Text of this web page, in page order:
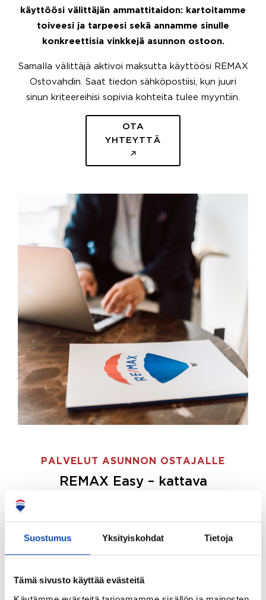
Suostumus Yksityiskohdat Tietoja
Tämä sivusto käyttää evästeitä
käyttöösi välittäjän ammattitaidon: kartoitamme
toiveesi ja tarpeesi sekä annamme sinulle
konkreettisia vinkkejä asunnon ostoon.
Samalla välittäjä aktivoi maksutta käyttöösi REMAX
Ostovahdin. Saat tiedon sähköpostiisi, kun juuri
sinun kriteereihisi sopivia kohteita tulee myyntiin.
OTA
YHTEYTTÄ
PALVELUT ASUNNON OSTAJALLE
REMAX Easy – kattava
ostajille.
Tee ostotoimeksianto ja etsimme juuri